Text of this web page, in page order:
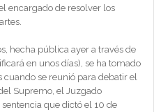
encargado de resolver los
hecha pública ayer a través de
en unos días), se ha tomado
se reunió para debatir el
Supremo, el Juzgado
sentencia que dictó el 10 de